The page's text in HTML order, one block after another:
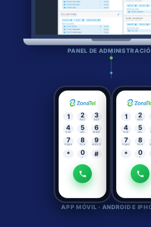
PANEL DE
1 2
ABC
3
DEF
4
GHI
5
JKL
6
MNO
7
PQRS
8
TUV
9
WXYZ
* 0
+ #
1 2
ABC
4
GHI
5
JKL
7
PQRS
8
TUV
* 0
+
APP MÓVIL · ANDROID E